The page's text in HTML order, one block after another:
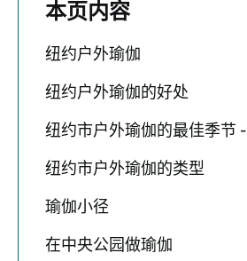
本页内容
纽约户外瑜伽
纽约户外瑜伽的好处
纽约市户外瑜伽的最佳季节 -
纽约市户外瑜伽的类型
瑜伽小径
在中央公园做瑜伽